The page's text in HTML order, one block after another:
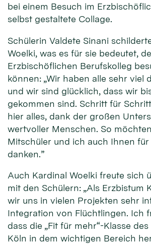
bei einem Besuch im
selbst gestaltete Collage.
Schülerin Valdete Sinani
Woelki, was es für sie bedeutet,
Erzbischöflichen Berufskolleg
können: „Wir haben alle sehr viel
und wir sind glücklich, dass wir
gekommen sind. Schritt für
hier alles, dank der großen
wertvoller Menschen. So
Mitschüler und ich auch Ihnen für
danken.”
Auch Kardinal Woelki freute sich
mit den Schülern: „Als Erzbistum
wir uns in vielen Projekten sehr
Integration von Flüchtlingen. Ich
dass die „Fit für mehr“-Klasse
Köln in dem wichtigen Bereich